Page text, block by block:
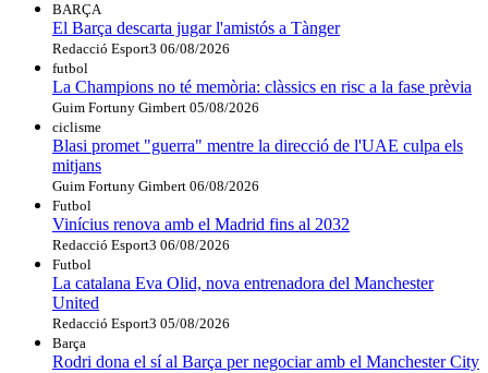
BARÇA
El Barça descarta jugar l'amistós a Tànger
Redacció Esport3 06/08/2026
futbol
La Champions no té memòria: clàssics en risc a la fase prèvia
Guim Fortuny Gimbert 05/08/2026
ciclisme
Blasi promet "guerra" mentre la direcció de l'UAE culpa els
mitjans
Guim Fortuny Gimbert 06/08/2026
Futbol
Vinícius renova amb el Madrid fins al 2032
Redacció Esport3 06/08/2026
Futbol
La catalana Eva Olid, nova entrenadora del Manchester
United
Redacció Esport3 05/08/2026
Barça
Rodri dona el sí al Barça per negociar amb el Manchester City